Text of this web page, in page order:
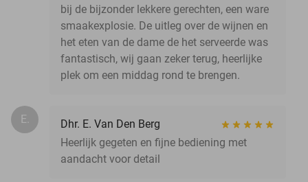
bij de bijzonder lekkere gerechten, een ware
smaakexplosie. De uitleg over de wijnen en
het eten van de dame de het serveerde was
fantastisch, wij gaan zeker terug, heerlijke
plek om een middag rond te brengen.
E.
Dhr. E. Van Den Berg
Heerlijk gegeten en fijne bediening met
aandacht voor detail